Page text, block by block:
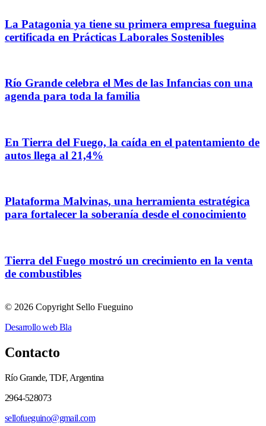
La Patagonia ya tiene su primera empresa fueguina
certificada en Prácticas Laborales Sostenibles
Río Grande celebra el Mes de las Infancias con una
agenda para toda la familia
En Tierra del Fuego, la caída en el patentamiento de
autos llega al 21,4%
Plataforma Malvinas, una herramienta estratégica
para fortalecer la soberanía desde el conocimiento
Tierra del Fuego mostró un crecimiento en la venta
de combustibles
© 2026 Copyright Sello Fueguino
Desarrollo web Bla
Contacto
Río Grande, TDF, Argentina
2964-528073
sellofueguino@gmail.com